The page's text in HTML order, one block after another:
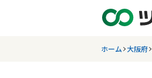
ホーム 大阪府